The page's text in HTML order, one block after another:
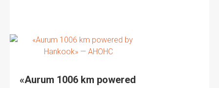
«Aurum 1006 km powered